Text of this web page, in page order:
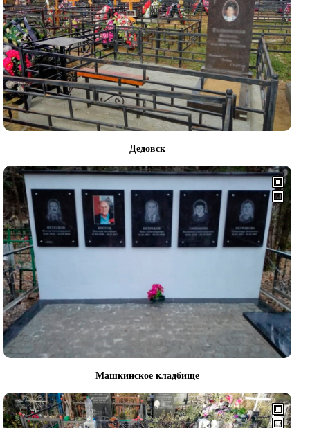
Дедовск
Машкинское кладбище